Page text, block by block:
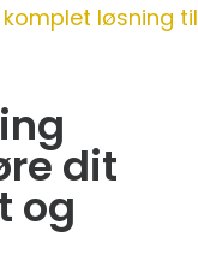
komplet løsning til
dit
og